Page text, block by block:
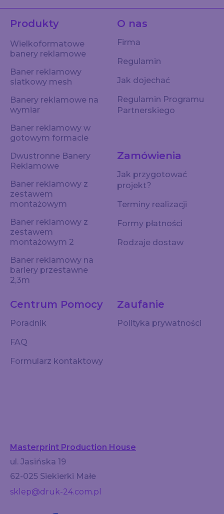
Produkty
Wielkoformatowe
banery reklamowe
Baner reklamowy
siatkowy mesh
Banery reklamowe na
wymiar
Baner reklamowy w
gotowym formacie
Dwustronne Banery
Reklamowe
Baner reklamowy z
zestawem
montażowym
Baner reklamowy z
zestawem
montażowym 2
Baner reklamowy na
bariery przestawne
2,3m
O nas
Firma
Regulamin
Jak dojechać
Regulamin Programu
Partnerskiego
Centrum Pomocy
Poradnik
FAQ
Formularz kontaktowy
Zaufanie
Polityka prywatności
Zamówienia
Jak przygotować
projekt?
Terminy realizacji
Formy płatności
Rodzaje dostaw
Masterprint Production House
ul. Jasińska 19
62-025 Siekierki Małe
sklep@druk-24.com.pl